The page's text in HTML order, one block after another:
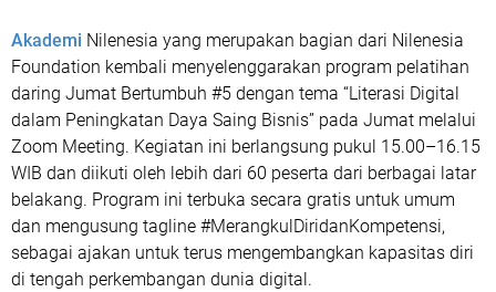
Akademi Nilenesia yang merupakan bagian dari Nilenesia
Foundation kembali menyelenggarakan program pelatihan
daring Jumat Bertumbuh #5 dengan tema “Literasi Digital
dalam Peningkatan Daya Saing Bisnis” pada Jumat melalui
Zoom Meeting. Kegiatan ini berlangsung pukul 15.00–16.15
WIB dan diikuti oleh lebih dari 60 peserta dari berbagai latar
belakang. Program ini terbuka secara gratis untuk umum
dan mengusung tagline #MerangkulDiridanKompetensi,
sebagai ajakan untuk terus mengembangkan kapasitas diri
di tengah perkembangan dunia digital.